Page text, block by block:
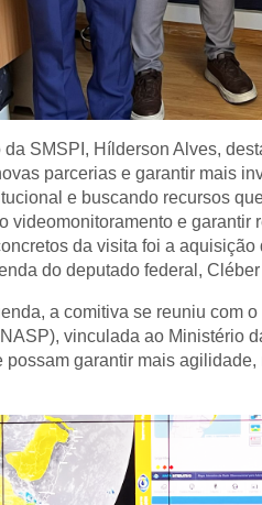
da SMSPI, Hílderson Alves,
parcerias e garantir mais
e buscando recursos
videomonitoramento e
da visita foi a
do deputado federal, Cléber
a comitiva se reuniu com
vinculada ao Ministério
possam garantir mais